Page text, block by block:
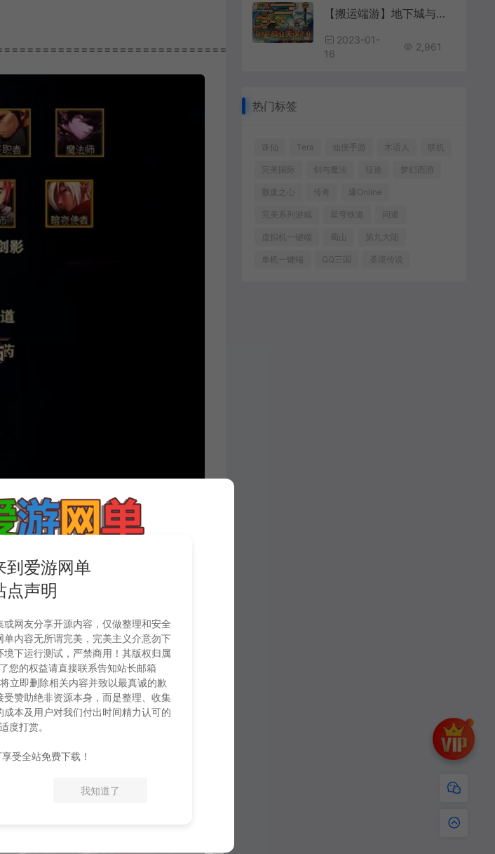
【搬运端游】地下城与勇士DNF95超变天诛2.0虚拟机一键端GM后台
2023-01-
16
2,961
热门标签
诛仙 Tera 仙侠手游 木语人 联机
完美国际 剑与魔法 征途 梦幻西游
颓废之心 传奇 爆Online
完美系列游戏 星穹铁道 问道
虚拟机一键端 蜀山 第九大陆
单机一键端 QQ三国 圣境传说
到爱游网单
点声明
网友分享开源内容，仅做整理和安全
内容无所谓完美，完美主义介意勿下
下运行测试，严禁商用！其版权归属
您的权益请直接联系告知站长邮箱
立即删除相关内容并致以最真诚的歉
赞助绝非资源本身，而是整理、收集
本及用户对我们付出时间精力认可的
适度打赏。
受全站免费下载！
我知道了